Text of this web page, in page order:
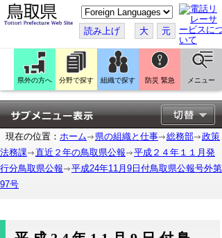
こ
の
ペ
ー
ジ
翻
訳
す
る
読み上げ 大 元
県外の方へ 分野で探す 組織で探す 防災 緊急 メニュー
現在の位置： ホーム 県の組織と仕事 総務部
政策
法務課
直近２年の鳥取県公報
平成２４年１１月発
行分鳥取県公報
平成24年11月9日付鳥取県公報号外第
97号